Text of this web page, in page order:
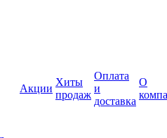
Акции
Хиты
продаж
Оплата
и
доставка
О